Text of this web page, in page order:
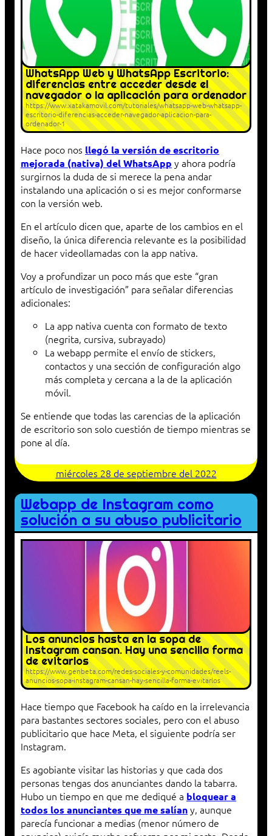
WhatsApp Web y WhatsApp Escritorio:
diferencias entre acceder desde el
navegador o la aplicación para ordenador
https://www.xatakamovil.com/tutoriales/whatsapp-web-whatsapp-
escritorio-diferencias-acceder-navegador-aplicacion-para-
ordenador-1
Hace poco nos llegó la versión de escritorio
mejorada (nativa) del WhatsApp y ahora podría
surgirnos la duda de si merece la pena andar
instalando una aplicación o si es mejor conformarse
con la versión web.
En el artículo dicen que, aparte de los cambios en el
diseño, la única diferencia relevante es la posibilidad
de hacer videollamadas con la app nativa.
Voy a profundizar un poco más que este “gran
artículo de investigación” para señalar diferencias
adicionales:
La app nativa cuenta con formato de texto
(negrita, cursiva, subrayado)
La webapp permite el envío de stickers,
contactos y una sección de configuración algo
más completa y cercana a la de la aplicación
móvil.
Se entiende que todas las carencias de la aplicación
de escritorio son solo cuestión de tiempo mientras se
pone al día.
miércoles 28 de septiembre del 2022
Webapp de Instagram como
solución a su abuso publicitario
Los anuncios hasta en la sopa de
Instagram cansan. Hay una sencilla forma
de evitarlos
https://www.genbeta.com/redes-sociales-y-comunidades/reels-
anuncios-sopa-instagram-cansan-hay-sencilla-forma-evitarlos
Hace tiempo que Facebook ha caído en la irrelevancia
para bastantes sectores sociales, pero con el abuso
publicitario que hace Meta, el siguiente podría ser
Instagram.
Es agobiante visitar las historias y que cada dos
personas tengas dos anunciantes dando la tabarra.
Hubo un tiempo en que me dediqué a bloquear a
todos los anunciantes que me salíany, aunque
parecía funcionar a medias (menor número de